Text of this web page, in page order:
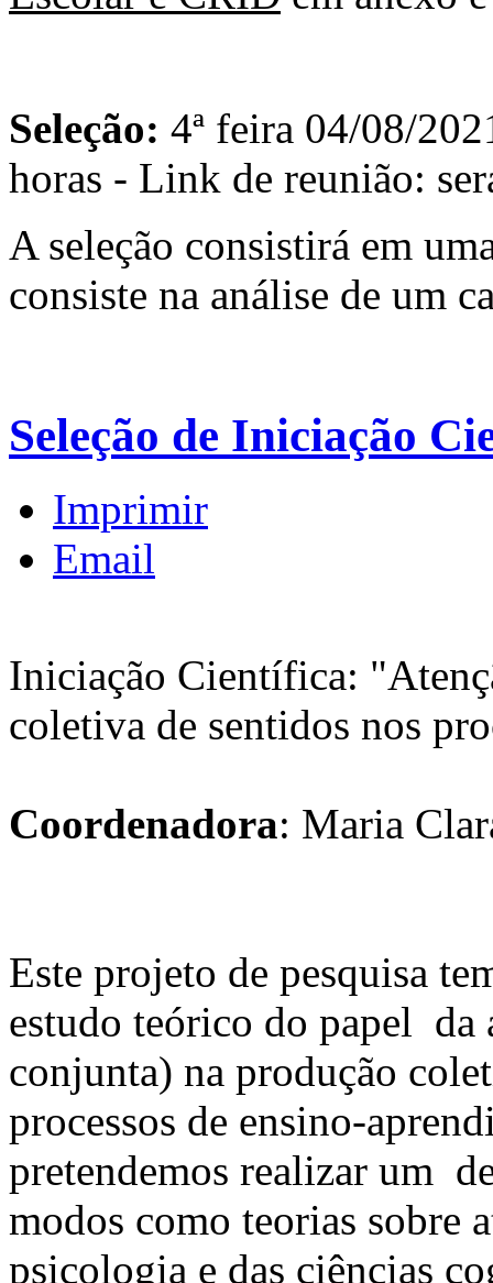
Seleção: 4ª feira 04/08/
horas - Link de reunião:
A seleção consistirá em
consiste na análise de um
Seleção de Iniciação
Imprimir
Email
Iniciação Científica:
coletiva de sentidos nos
Coordenadora: Maria
Este projeto de pesquisa
estudo teórico do papel da
conjunta) na produção
processos de ensino-
pretendemos realizar um
modos como teorias sobre
psicologia e das ciências